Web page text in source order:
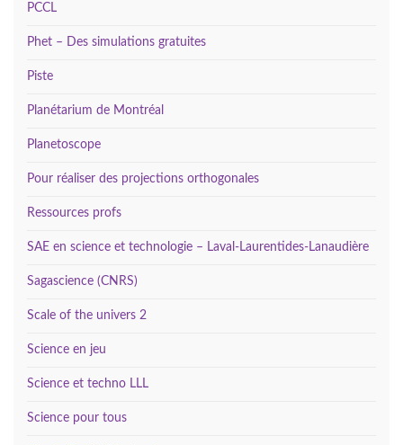
PCCL
Phet – Des simulations gratuites
Piste
Planétarium de Montréal
Planetoscope
Pour réaliser des projections orthogonales
Ressources profs
SAE en science et technologie – Laval-Laurentides-Lanaudière
Sagascience (CNRS)
Scale of the univers 2
Science en jeu
Science et techno LLL
Science pour tous